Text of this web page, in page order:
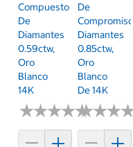
Compuesto
De
Diamantes
0.59ctw,
Oro
Blanco
14K
★★★★★
★★★★★
De
Compromiso,
Diamantes
0.85ctw,
Oro
Blanco
De 14K
★★★
★★★